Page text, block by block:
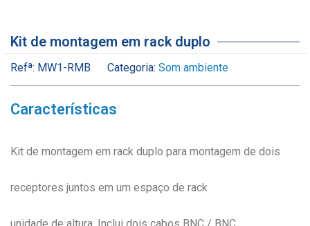
Kit de montagem em rack duplo
Refª: MW1-RMB Categoria: Som ambiente
Características
Kit de montagem em rack duplo para montagem de dois
receptores juntos em um espaço de rack